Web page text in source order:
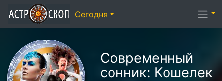
Современный
сонник: Кошелек
Сегодня